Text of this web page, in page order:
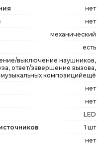
нет
нет
механический
есть
выключение наушников,
ответ/завершение вызова,
композицийещё
нет
нет
LED
1 шт
нет